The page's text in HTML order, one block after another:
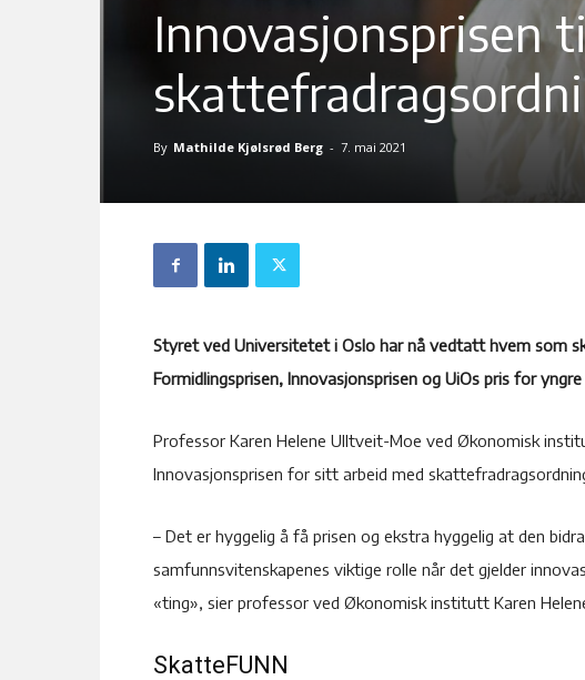
Innovasjonsprisen
By Mathilde Kjølsrød Berg - 7. mai 2021
Styret ved Universitetet i Oslo har nå vedtatt hvem som
Formidlingsprisen, Innovasjonsprisen og UiOs pris for
Professor Karen Helene Ulltveit-Moe ved Økonomisk
Innovasjonsprisen for sitt arbeid med
– Det er hyggelig å få prisen og ekstra hyggelig at den
samfunnsvitenskapenes viktige rolle når det gjelder
«ting», sier professor ved Økonomisk institutt Karen
SkatteFUNN